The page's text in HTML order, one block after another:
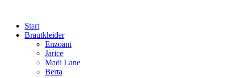
springenStart
Brautkleider
Enzoani
Jarice
Madi Lane
Berta